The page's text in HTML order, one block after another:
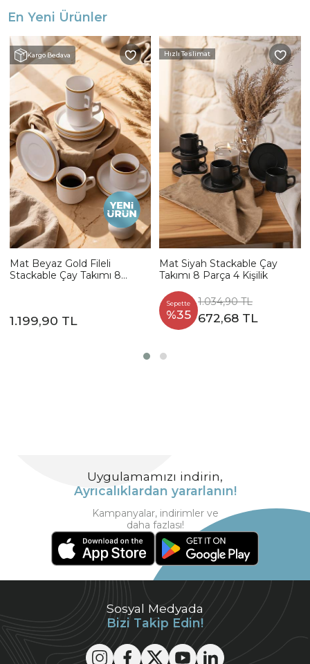
En Yeni Ürünler
Kargo Bedava
Mat Beyaz Gold Fileli
Stackable Çay Takımı 8
1.199,90 TL
Hızlı Teslimat
Mat Siyah Stackable Çay
Takımı 8 Parça 4 Kişilik
Sepette
%35
1.034,90 TL
672,68 TL
Sosyal Medyada
Bizi Takip Edin!
Uygulamamızı indirin,
Ayrıcalıklardan yararlanın!
Kampanyalar, indirimler ve
daha fazlası!